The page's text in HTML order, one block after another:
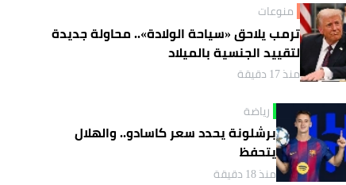
منوعات
ترمب يلاحق «سياحة الولادة».. محاولة جديدة
لتقييد الجنسية بالميلاد
منذ 17 دقيقة
رياضة
برشلونة يحدد سعر كاسادو.. والهلال
يتحفظ
منذ 18 دقيقة